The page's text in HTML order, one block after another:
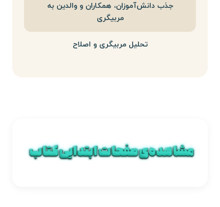
جذب دانش‌آموزان، همکاران و والدین به
مربیگری
تحلیل مربیگری و اصلاح